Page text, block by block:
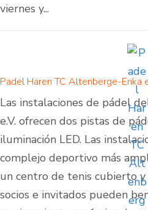
viernes y...
Padel Haren TC Altenberge-Erika
Las instalaciones de pádel
e.V. ofrecen dos pistas de
iluminación LED. Las
complejo deportivo más
un centro de tenis cubierto y
socios e invitados pueden